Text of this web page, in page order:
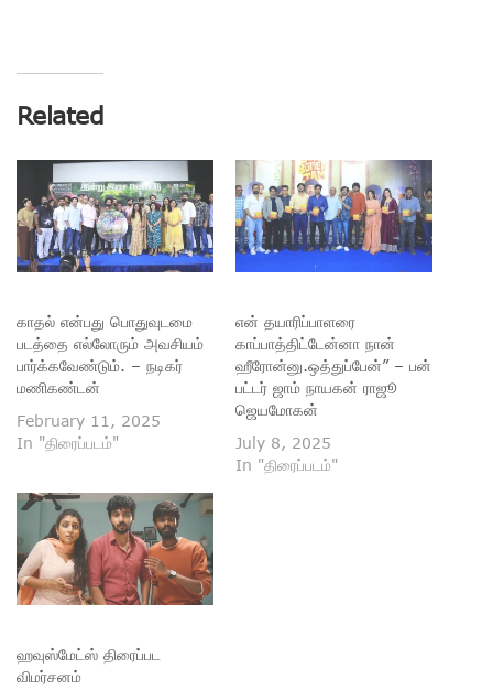
Related
காதல் என்பது பொதுவுடமை
படத்தை எல்லோரும் அவசியம்
பார்க்கவேண்டும். – நடிகர்
மணிகண்டன்
February 11, 2025
In "திரைப்படம்"
என் தயாரிப்பாளரை
காப்பாத்திட்டேன்னா நான்
ஹீரோன்னு.ஒத்துப்பேன்” – பன்
பட்டர் ஜாம் நாயகன் ராஜூ
ஜெயமோகன்
July 8, 2025
In "திரைப்படம்"
ஹவுஸ்மேட்ஸ் திரைப்பட
விமர்சனம்